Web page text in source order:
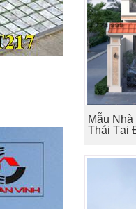
Mẫu
Thái Tại